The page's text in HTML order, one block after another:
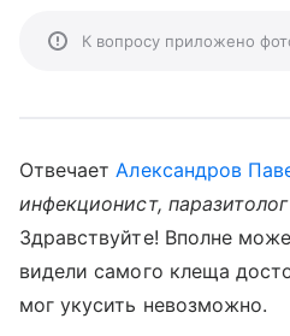
К вопросу приложено
ОтвечаетАлександров
инфекционист, паразитолог
Здравствуйте! Вполне
видели самого клеща
мог укусить невозможно.